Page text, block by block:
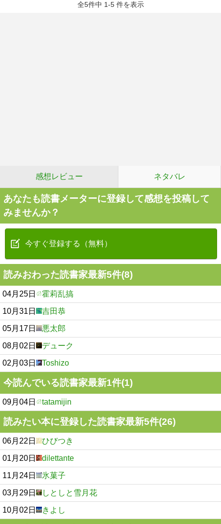
全5件中 1-5 件を表示
感想レビュー ネタバレ
あなたも読書メーターに登録して感想を投稿して
みませんか？
今すぐ登録する（無料）
読みおわった読書家最新5件(8)
04月25日 霍莉乱搞
10月31日 吉田恭
05月17日 悪太郎
08月02日 デューク
02月03日 Toshizo
今読んでいる読書家最新1件(1)
09月04日 tatamijin
読みたい本に登録した読書家最新5件(26)
06月22日 ひびつき
01月20日 dilettante
11月24日 氷菓子
03月29日 しとしと雪月花
10月02日 きよし